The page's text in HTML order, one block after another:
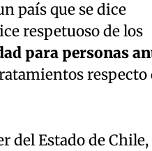
país que se dice
respetuoso de los
para personas
respecto
del Estado de Chile,